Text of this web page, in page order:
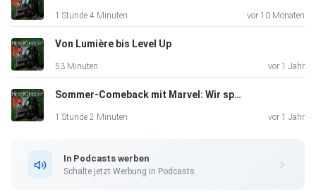
1 Stunde 4 Minuten vor 10 Monaten
Von Lumière bis Level Up
53 Minuten vor 1 Jahr
Sommer-Comeback mit Marvel: Wir sprechen über Harrison Ford und Florence Pugh
1 Stunde 2 Minuten vor 1 Jahr
In Podcasts werben
Schalte jetzt Werbung in Podcasts.